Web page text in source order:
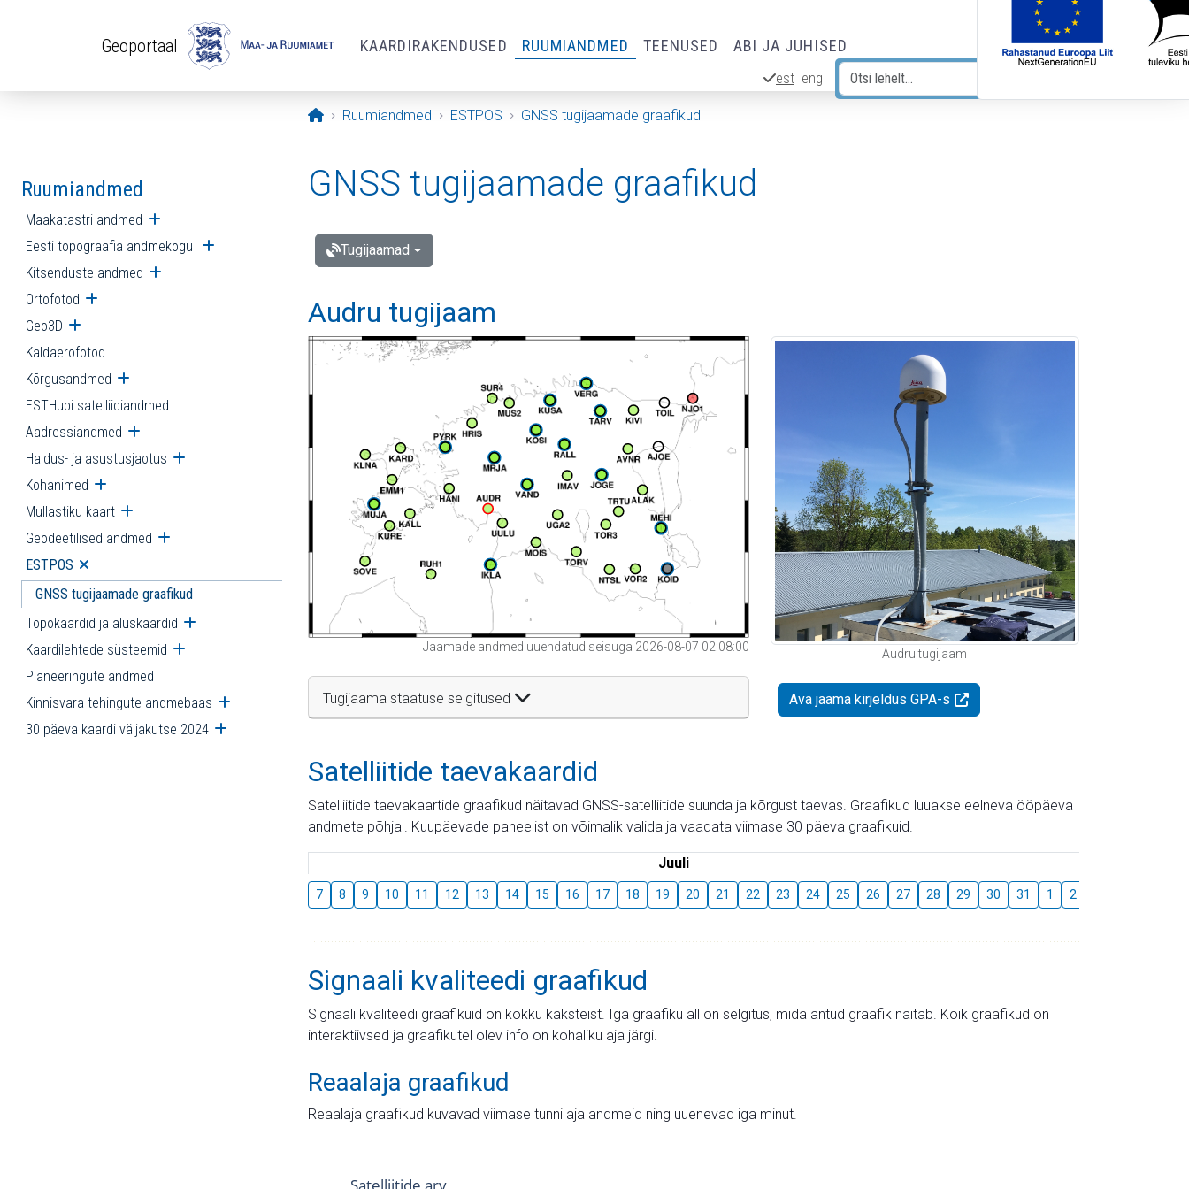
Geoportaal KAARDIRAKENDUSED RUUMIANDMED TEENUSED ABI JA JUHISED
est eng
Avaleht
Ruumiandmed ESTPOS GNSS tugijaamade graafikud
Ruumiandmed
Maakatastri andmed Ava alammenüü
Eesti topograafia andmekogu Ava alammenüü
Kitsenduste andmed Ava alammenüü
Ortofotod Ava alammenüü
Geo3D Ava alammenüü
Kaldaerofotod
Kõrgusandmed Ava alammenüü
ESTHubi satelliidiandmed
Aadressiandmed Ava alammenüü
Haldus- ja asustusjaotus Ava alammenüü
Kohanimed Ava alammenüü
Mullastiku kaart Ava alammenüü
Geodeetilised andmed Ava alammenüü
ESTPOS Ava alammenüü
GNSS tugijaamade graafikud
Topokaardid ja aluskaardid Ava alammenüü
Kaardilehtede süsteemid Ava alammenüü
Planeeringute andmed
Kinnisvara tehingute andmebaas Ava alammenüü
30 päeva kaardi väljakutse 2024 Ava alammenüü
GNSS tugijaamade graafikud
Tugijaamad
Audru tugijaam
Jaamade andmed uuendatud seisuga 2026-08-07 02:08:00
Tugijaama staatuse selgitused
Audru tugijaam
Ava jaama kirjeldus GPA-s
Satelliitide taevakaardid
Satelliitide taevakaartide graafikud näitavad GNSS-satelliitide suunda ja kõrgust taevas. Graafikud luuakse eelneva ööpäeva
andmete põhjal. Kuupäevade paneelist on võimalik valida ja vaadata viimase 30 päeva graafikuid.
Juuli
7 8 9 10 11 12 13 14 15 16 17 18 19 20 21 22 23 24 25 26 27 28 29 30 31 1 2
Signaali kvaliteedi graafikud
Signaali kvaliteedi graafikuid on kokku kaksteist. Iga graafiku all on selgitus, mida antud graafik näitab. Kõik graafikud on
interaktiivsed ja graafikutel olev info on kohaliku aja järgi.
Reaalaja graafikud
Reaalaja graafikud kuvavad viimase tunni aja andmeid ning uuenevad iga minut.